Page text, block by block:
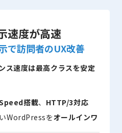
速度が高速
で訪問者のUX改善
ス速度は最高クラスを安定
搭載、 HTTP/3対応
WordPressをオールインワ